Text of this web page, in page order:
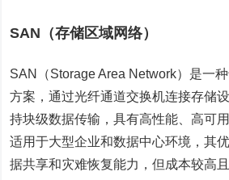
SAN（存储区域网络）
SAN（Storage Area Network）是一
方案，通过光纤通道交换机连接存储
持块级数据传输，具有高性能、高可
适用于大型企业和数据中心环境，其
据共享和灾难恢复能力，但成本较高且